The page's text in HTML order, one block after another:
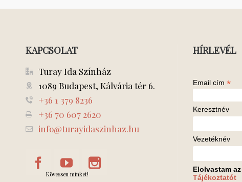
KAPCSOLAT
Turay Ida Színház
1089 Budapest, Kálvária tér 6.
+36 1 379 8236
+36 70 607 2620
info@turayidaszinhaz.hu
Kövessen minket!
HÍRLEVÉL
Email cím *
Keresztnév
Vezetéknév
Elolvastam az
Tájékoztatót